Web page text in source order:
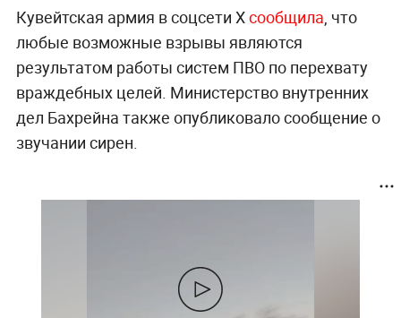
Кувейтская армия в соцсети Xсообщила, что
любые возможные взрывы являются
результатом работы систем ПВО по перехвату
враждебных целей. Министерство внутренних
дел Бахрейна также опубликовало сообщение о
звучании сирен.